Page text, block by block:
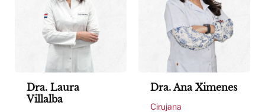
Dra. Laura
Villalba
Dra. Ana Ximenes
Cirujana